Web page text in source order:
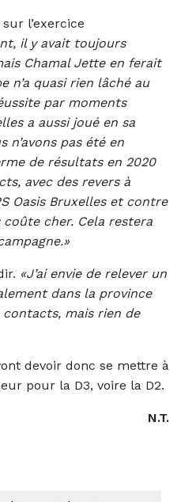
l’exercice
il y avait toujours
Chamal Jette en ferait
n’a quasi rien lâché au
par moments
a aussi joué en sa
n’avons pas été en
de résultats en 2020
avec des revers à
Oasis Bruxelles et contre
coûte cher. Cela restera
«J’ai envie de relever un
dans la province
contacts, mais rien de
devoir donc se mettre à
pour la D3, voire la D2.
N.T.